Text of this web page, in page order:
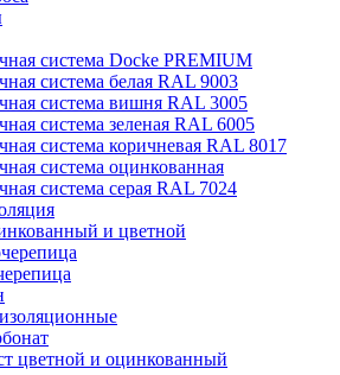
система Docke PREMIUM
система белая RAL 9003
система вишня RAL 3005
система зеленая RAL 6005
система коричневая RAL 8017
система оцинкованная
система серая RAL 7024
и цветной
цветной и оцинкованный